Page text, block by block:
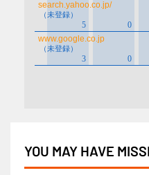
YOU MAY HAVE